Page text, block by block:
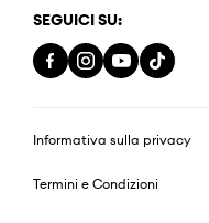
SEGUICI SU:
Informativa sulla privacy
Termini e Condizioni